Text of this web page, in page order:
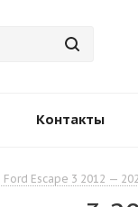
Контакты
Ford Escape 3 2012 —